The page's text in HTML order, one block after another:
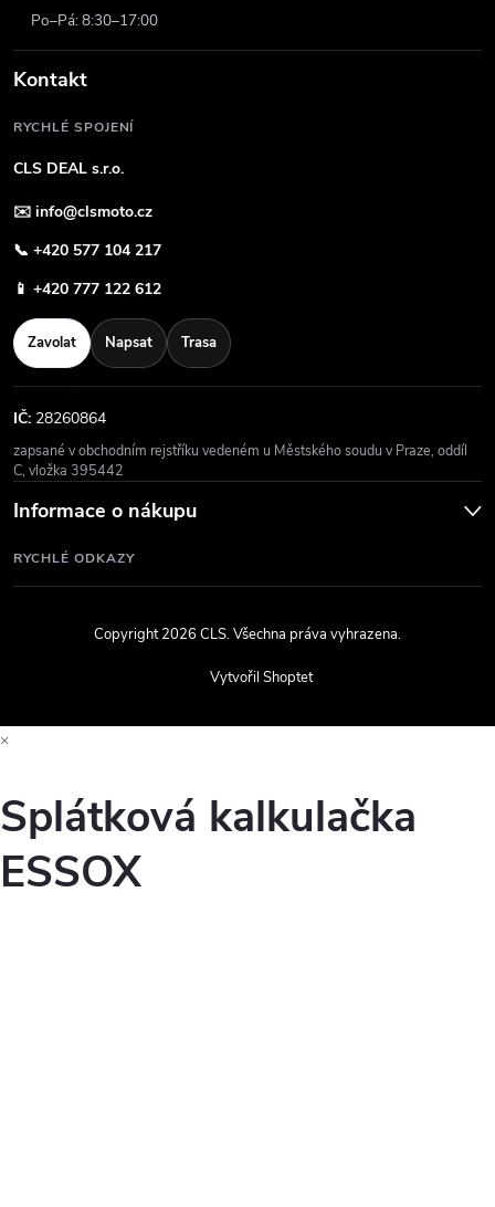
Po–Pá: 8:30–17:00
Kontakt
RYCHLÉ SPOJENÍ
CLS DEAL s.r.o.
✉️ info@clsmoto.cz
📞 +420 577 104 217
📱 +420 777 122 612
Zavolat Napsat Trasa
IČ: 28260864
zapsané v obchodním rejstříku vedeném u Městského soudu v Praze, oddíl
C, vložka 395442
Informace o nákupu
RYCHLÉ ODKAZY
Vytvořil Shoptet
Copyright 2026CLS. Všechna práva vyhrazena.
×
Splátková kalkulačka
ESSOX